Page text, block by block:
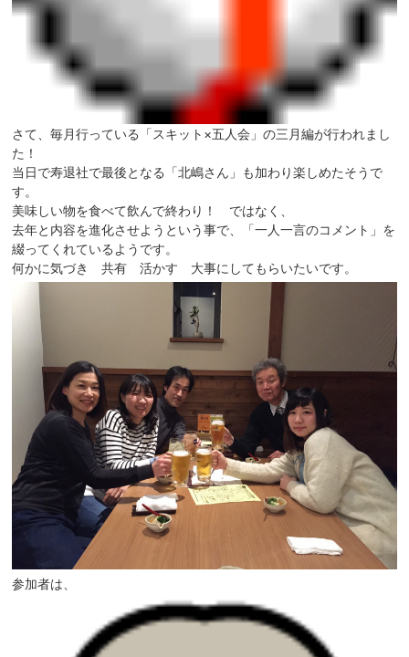
さて、毎月行っている「スキット×五人会」の三月編が行われまし
た！
当日で寿退社で最後となる「北嶋さん」も加わり楽しめたそうで
す。
美味しい物を食べて飲んで終わり！ ではなく、
去年と内容を進化させようという事で、「一人一言のコメント」を
綴ってくれているようです。
何かに気づき 共有 活かす 大事にしてもらいたいです。
参加者は、